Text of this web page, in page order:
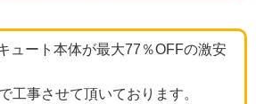
ュート本体が最大77％OFFの激安
工事させて頂いております。